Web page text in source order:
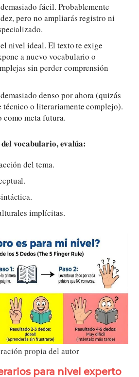
fácil. Probablemente
pero no ampliarás registro ni
nivel ideal. El texto te exige
a nuevo vocabulario o
sin perder comprensión
denso por ahora (quizás
técnico o literariamente complejo).
como meta futura.
vocabulario, evalúa:
del tema.
implícitas.
propia del autor
para nivel experto